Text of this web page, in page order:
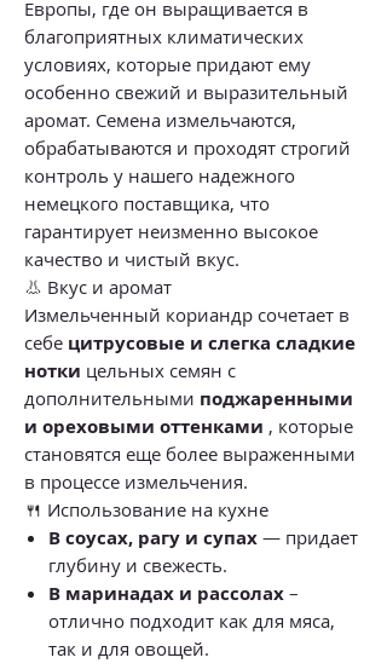
Европы, где он выращивается в
благоприятных климатических
условиях, которые придают ему
особенно свежий и выразительный
аромат. Семена измельчаются,
обрабатываются и проходят строгий
контроль у нашего надежного
немецкого поставщика, что
гарантирует неизменно высокое
качество и чистый вкус.
👃 Вкус и аромат
Измельченный кориандр сочетает в
себе цитрусовые и слегка сладкие
нотки цельных семян с
дополнительными поджаренными
и ореховыми оттенками , которые
становятся еще более выраженными
в процессе измельчения.
🍴 Использование на кухне
В соусах, рагу и супах — придает
глубину и свежесть.
В маринадах и рассолах –
отлично подходит как для мяса,
так и для овощей.